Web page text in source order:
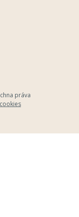
práva